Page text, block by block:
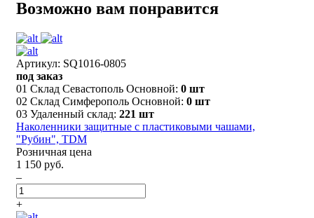
Возможно вам понравится
Артикул: SQ1016-0805
под заказ
01 Склад Севастополь Основной: 0 шт
02 Склад Симферополь Основной: 0 шт
03 Удаленный склад: 221 шт
Наколенники защитные с пластиковыми чашами,
"Рубин", TDM
Розничная цена
1 150 руб.
–
+